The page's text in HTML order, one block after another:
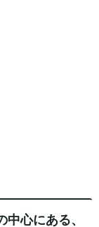
心にある、